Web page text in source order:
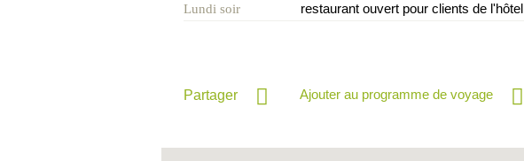
Lundi soir restaurant ouvert pour clients de l'hôtel
Partager Ajouter au programme de voyage